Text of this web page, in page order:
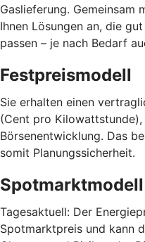
Gaslieferung. Gemeinsam
Ihnen Lösungen an, die
passen – je nach Bedarf
Festpreismodell
Sie erhalten einen
(Cent pro
Börsenentwicklung. Das
somit Planungssicherheit.
Spotmarktmodell
Tagesaktuell: Der
Spotmarktpreis und kann